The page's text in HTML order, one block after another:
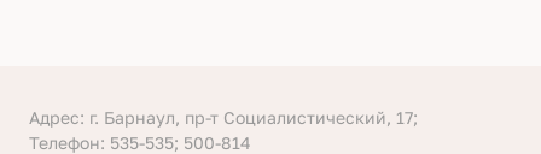
Адрес: г. Барнаул, пр-т Социалистический, 17;
Телефон: 535-535; 500-814